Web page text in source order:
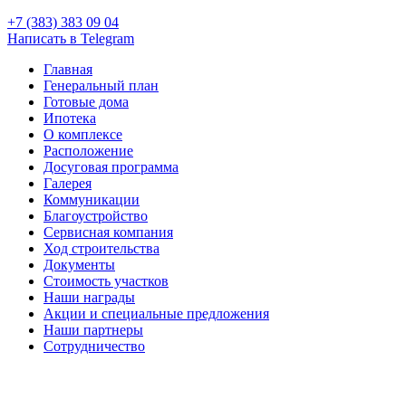
+7 (383) 383 09 04
Написать в Telegram
Главная
Генеральный план
Готовые дома
Ипотека
О комплексе
Расположение
Досуговая программа
Галерея
Коммуникации
Благоустройство
Сервисная компания
Ход строительства
Документы
Стоимость участков
Наши награды
Акции и специальные предложения
Наши партнеры
Сотрудничество